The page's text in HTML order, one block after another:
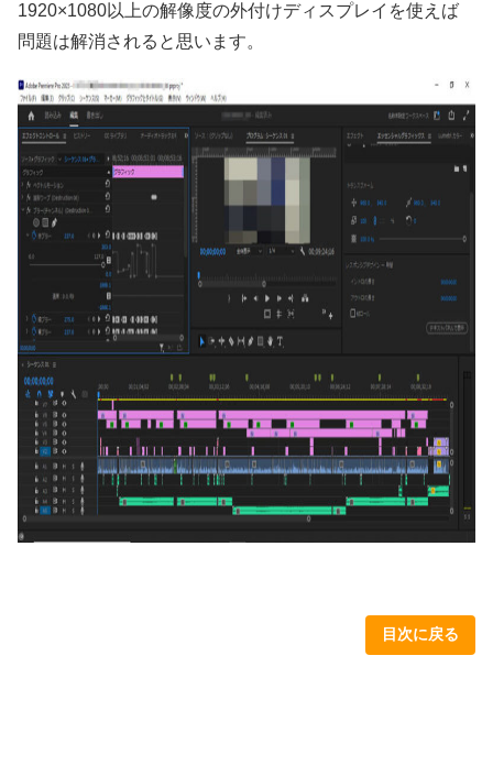
1920×1080以上の解像度の外付けディスプレイを使えば
問題は解消されると思います。
目次に戻る